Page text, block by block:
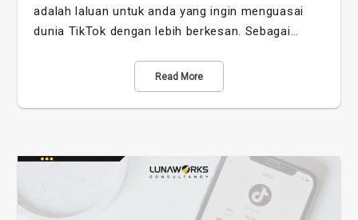
adalah laluan untuk anda yang ingin menguasai
dunia TikTok dengan lebih berkesan. Sebagai…
Read More